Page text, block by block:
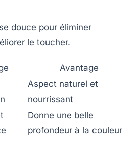
douce pour éliminer
le toucher.
Avantage
Aspect naturel et
nourrissant
Donne une belle
profondeur à la couleur